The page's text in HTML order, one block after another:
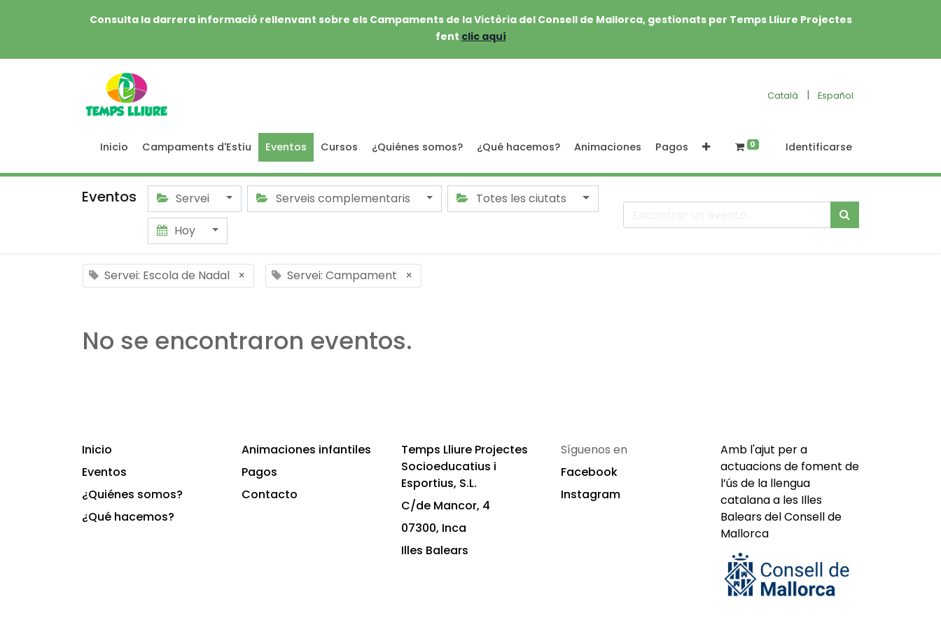
Consulta la darrera informació rellenvant sobre els Campaments de la Victòria del Consell de Mallorca, gestionats per Temps Lliure Projectes
fent clic aquí
Català | Español
Inicio Campaments d'Estiu Eventos Cursos ¿Quiénes somos? ¿Qué hacemos? Animaciones Pagos 0 Identificarse
Eventos Servei Serveis complementaris
Totes les ciutats
Hoy
Servei: Escola de Nadal × Servei: Campament ×
No se encontraron eventos.
Inicio
Eventos
¿Quiénes somos?
¿Qué hacemos?
Animaciones infantiles
Pagos
Contacto
Temps Lliure Projectes
Socioeducatius i
Esportius, S.L.
C/de Mancor, 4
07300, Inca
Illes Balears
Síguenos en
Facebook
Instagram
Amb l'ajut per a
actuacions de foment de
l’ús de la llengua
catalana a les Illes
Balears del Consell de
Mallorca